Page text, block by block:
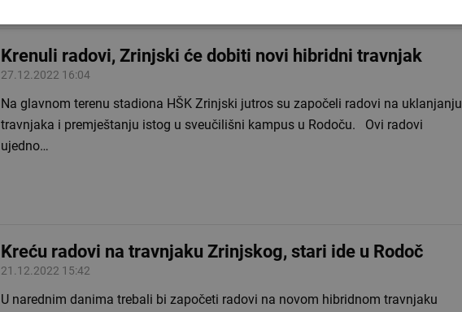
Krenuli radovi, Zrinjski će dobiti novi hibridni travnjak
27.12.2022 16:04
Na glavnom terenu stadiona HŠK Zrinjski jutros su započeli radovi na uklanjanju
travnjaka i premještanju istog u sveučilišni kampus u Rodoču. Ovi radovi
ujedno…
Kreću radovi na travnjaku Zrinjskog, stari ide u Rodoč
21.12.2022 15:42
U narednim danima trebali bi započeti radovi na novom hibridnom travnjaku